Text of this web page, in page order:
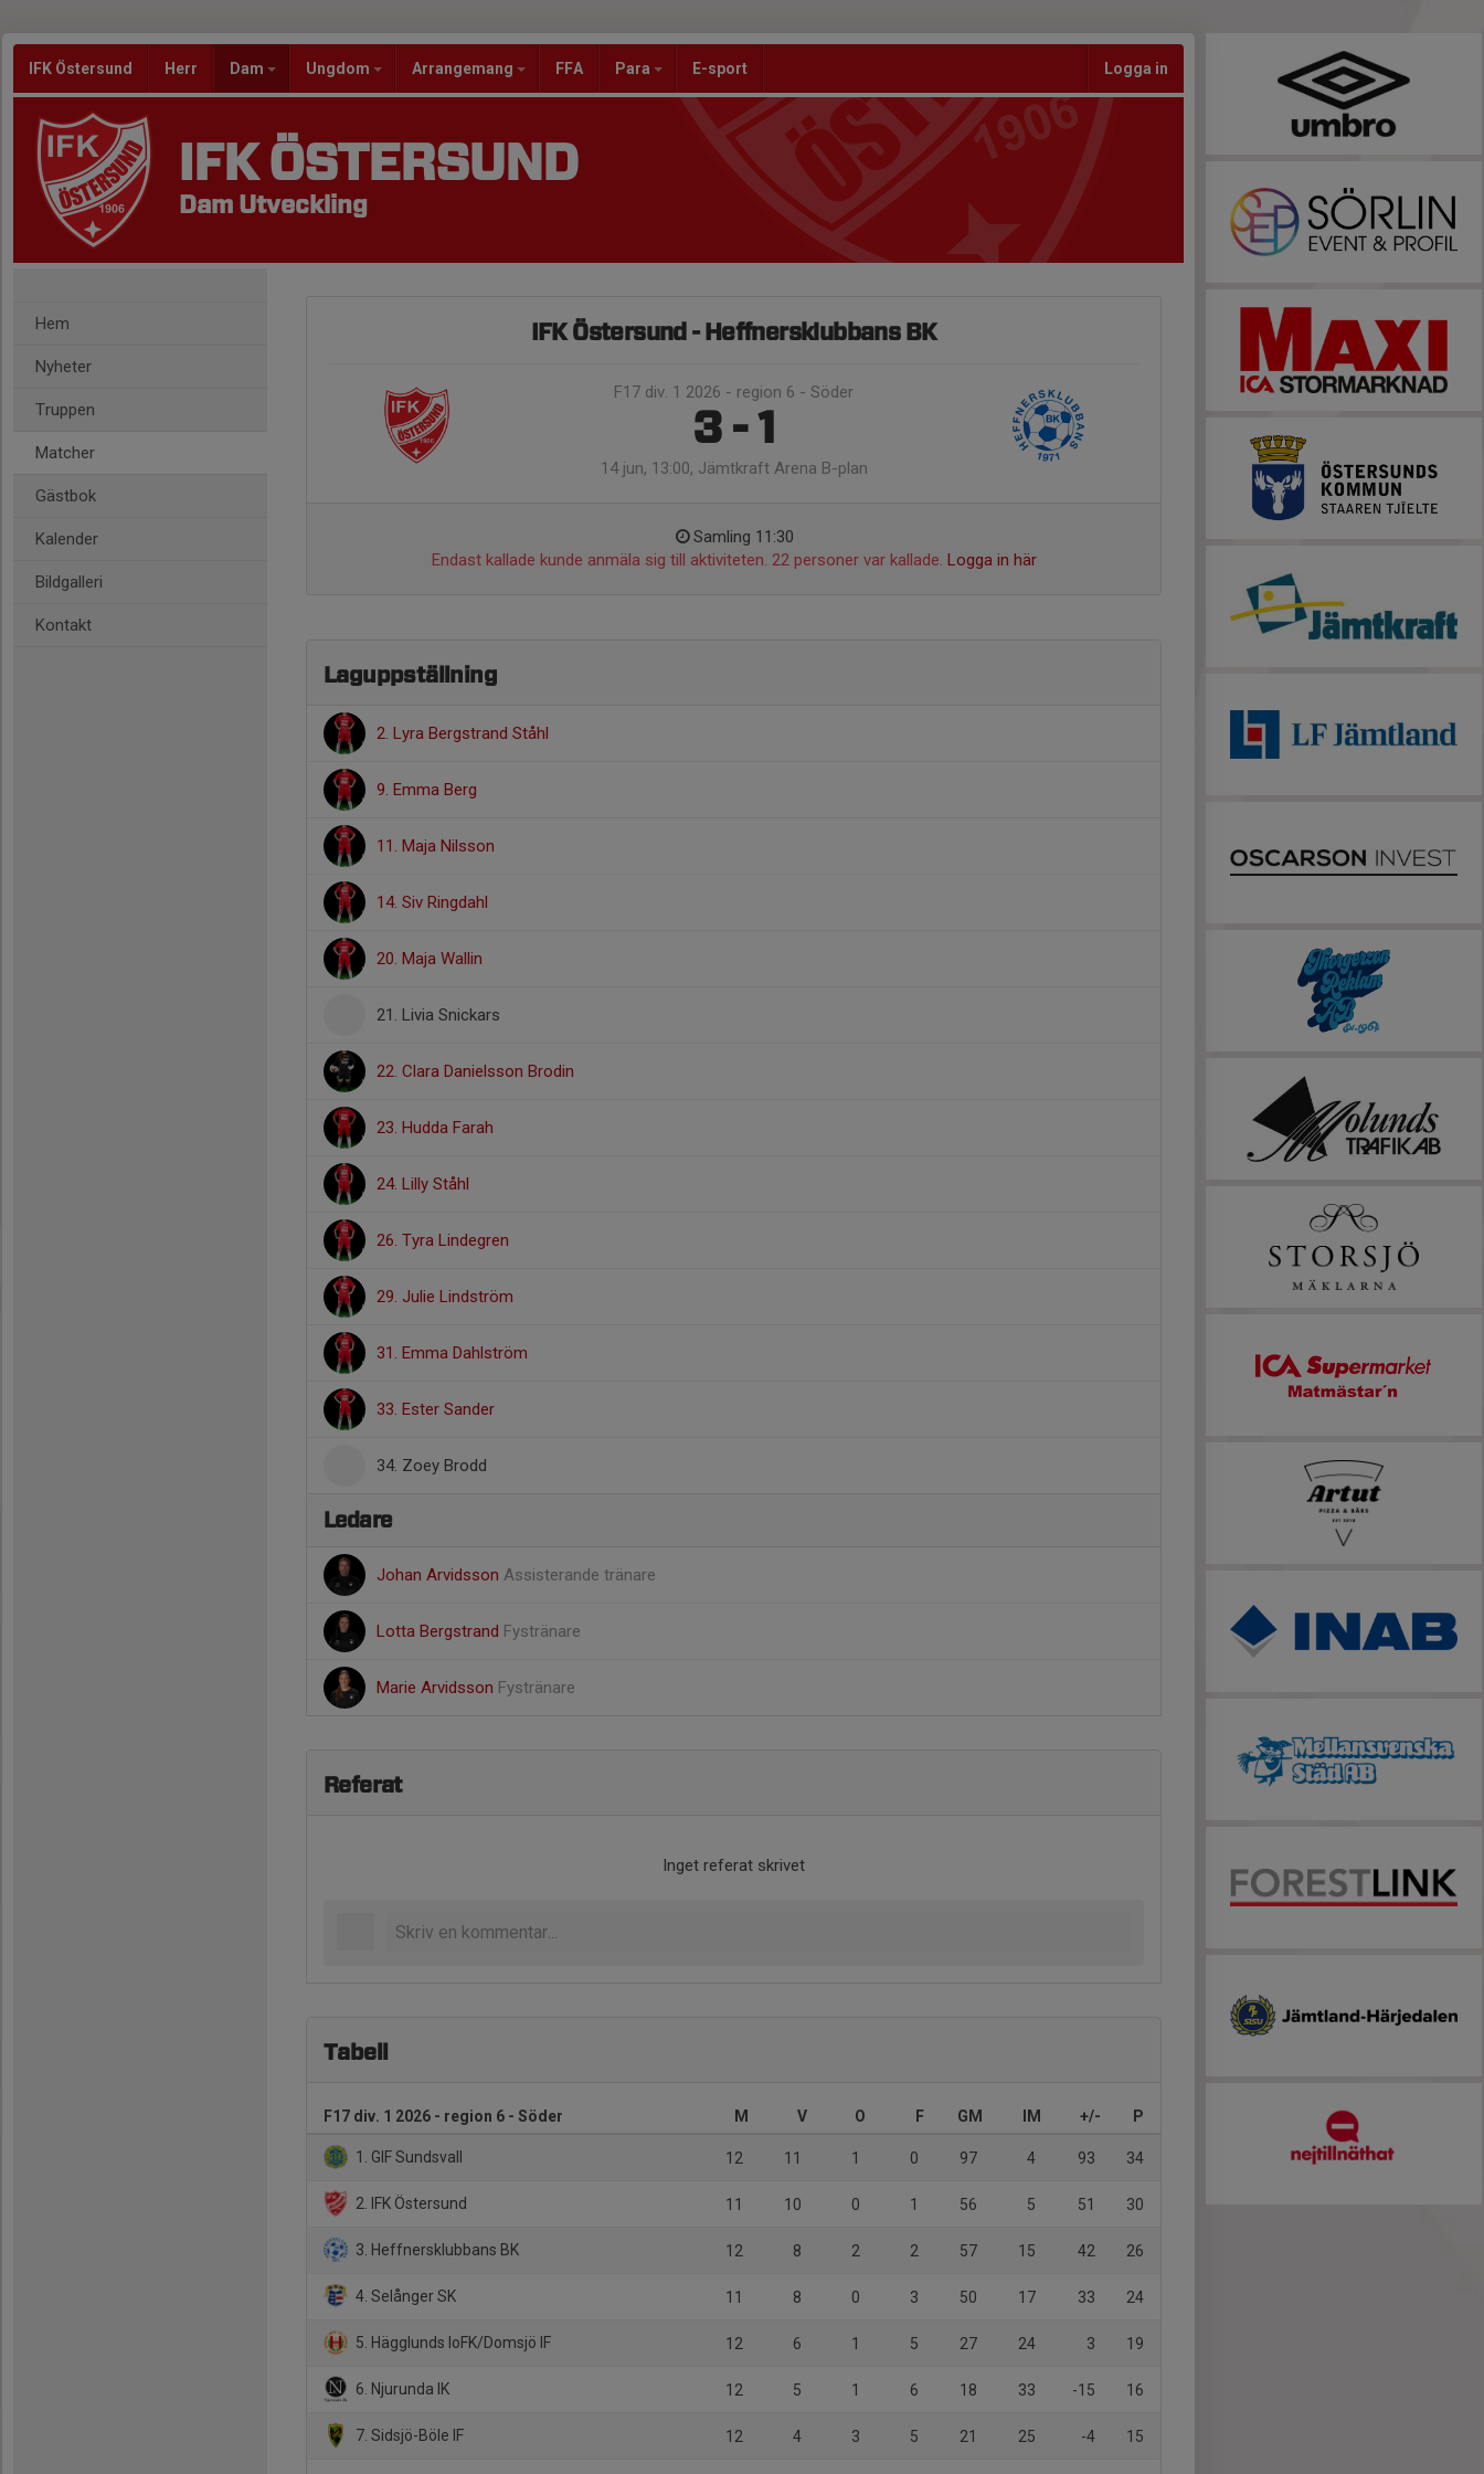
IFK Östersund Herr Dam Ungdom Arrangemang FFA Para E-sport Logga in
IFK ÖSTERSUND
Dam Utveckling
Hem
Nyheter
Truppen
Matcher
Gästbok
Kalender
Bildgalleri
Kontakt
IFK Östersund - Heffnersklubbans BK
F17 div. 1 2026 - region 6 - Söder
3 - 1
14 jun, 13:00, Jämtkraft Arena B-plan
Samling 11:30
Endast kallade kunde anmäla sig till aktiviteten. 22 personer var kallade. Logga in här
Laguppställning
2. Lyra Bergstrand Ståhl
9. Emma Berg
11. Maja Nilsson
14. Siv Ringdahl
20. Maja Wallin
21. Livia Snickars
22. Clara Danielsson Brodin
23. Hudda Farah
24. Lilly Ståhl
26. Tyra Lindegren
29. Julie Lindström
31. Emma Dahlström
33. Ester Sander
34. Zoey Brodd
Ledare
Johan Arvidsson Assisterande tränare
Lotta Bergstrand Fystränare
Marie Arvidsson Fystränare
Referat
Inget referat skrivet
Tabell
F17 div. 1 2026 - region 6 - Söder M V O F GM IM +/- P
1. GIF Sundsvall 12 11 1 0 97 4 93 34
2. IFK Östersund 11 10 0 1 56 5 51 30
3. Heffnersklubbans BK 12 8 2 2 57 15 42 26
4. Selånger SK 11 8 0 3 50 17 33 24
5. Hägglunds IoFK/Domsjö IF 12 6 1 5 27 24 3 19
6. Njurunda IK 12 5 1 6 18 33 -15 16
7. Sidsjö-Böle IF 12 4 3 5 21 25 -4 15